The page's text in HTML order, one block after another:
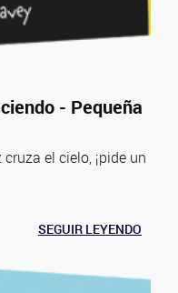
- Pequeña
el cielo, ¡pide un
SEGUIR LEYENDO